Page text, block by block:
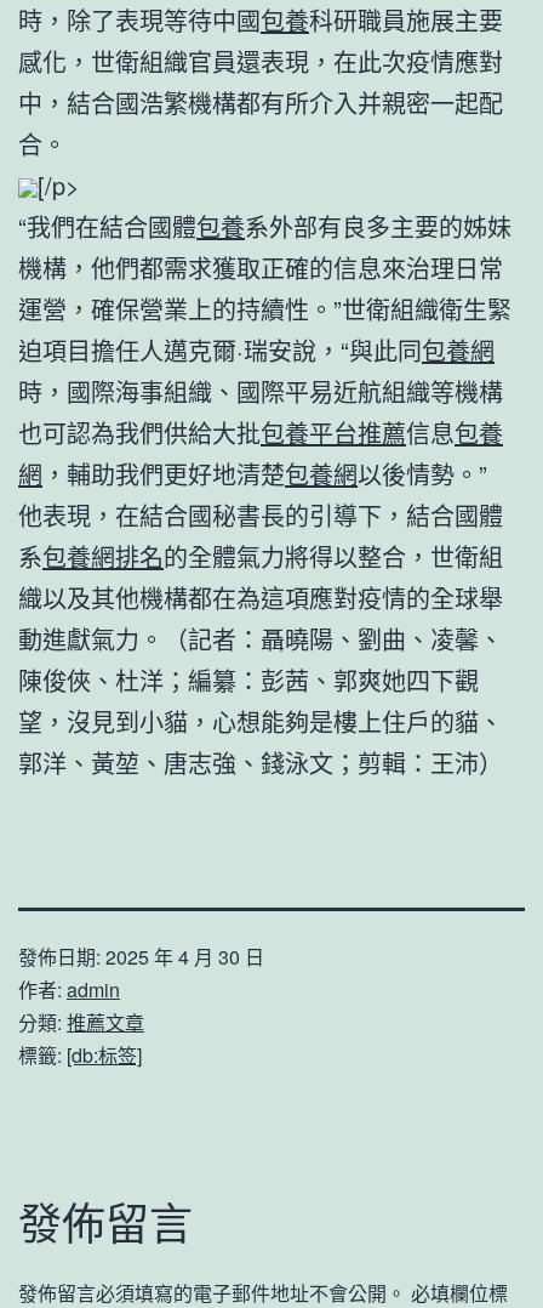
時，除了表現等待中國包養科研職員施展主要
感化，世衛組織官員還表現，在此次疫情應對
中，結合國浩繁機構都有所介入并親密一起配
合。
[/p>
“我們在結合國體包養系外部有良多主要的姊妹
機構，他們都需求獲取正確的信息來治理日常
運營，確保營業上的持續性。”世衛組織衛生緊
迫項目擔任人邁克爾·瑞安說，“與此同包養網
時，國際海事組織、國際平易近航組織等機構
也可認為我們供給大批包養平台推薦信息包養
網 ，輔助我們更好地清楚包養網以後情勢。”
他表現，在結合國秘書長的引導下，結合國體
系包養網排名的全體氣力將得以整合，世衛組
織以及其他機構都在為這項應對疫情的全球舉
動進獻氣力。（記者：聶曉陽、劉曲、凌馨、
陳俊俠、杜洋；編纂：彭茜、郭爽她四下觀
望，沒見到小貓，心想能夠是樓上住戶的貓、
郭洋、黃堃、唐志強、錢泳文；剪輯：王沛）
發佈日期: 2025 年 4 月 30 日
作者: admin
分類: 推薦文章
標籤: [db:标签]
發佈留言
發佈留言必須填寫的電子郵件地址不會公開。 必填欄位標